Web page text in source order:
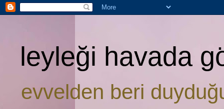
leyleği havada
evvelden beri